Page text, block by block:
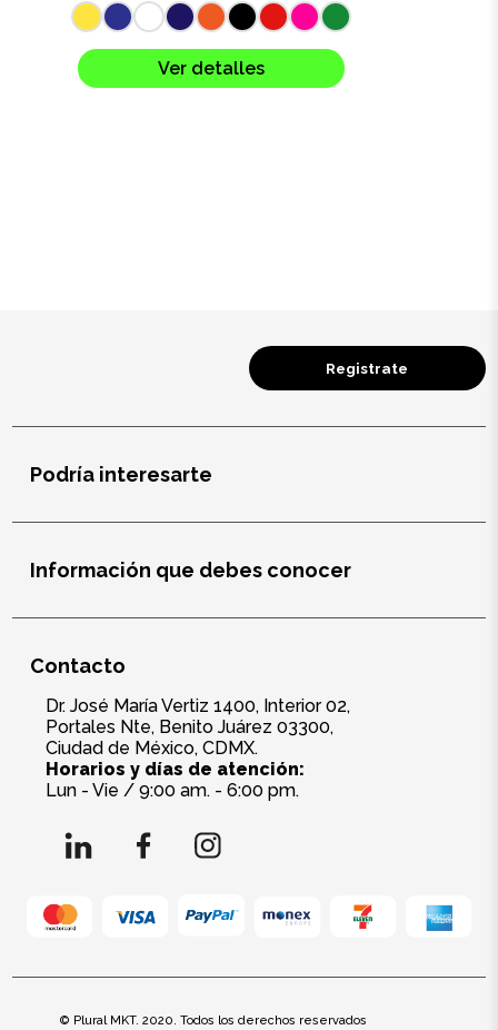
Ver detalles
Registrate
Podría interesarte
Información que debes conocer
Contacto
Dr. José María Vertiz 1400, Interior 02,
Portales Nte, Benito Juárez 03300,
Ciudad de México, CDMX.
Horarios y días de atención:
Lun - Vie / 9:00 am. - 6:00 pm.
© Plural MKT. 2020. Todos los derechos reservados